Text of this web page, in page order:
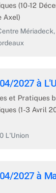
(10-12
Axel)
2027 à
et Pratiques
(1-3 Avril
L'Union
2027 à